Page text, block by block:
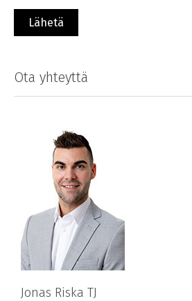
Ota yhteyttä
Jonas Riska TJ